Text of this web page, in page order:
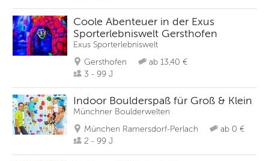
Coole Abenteuer in der Exus
Sporterlebniswelt Gersthofen
Exus Sporterlebniswelt
Gersthofen
ab 13,40 €
3 - 99 J
Indoor Boulderspaß für Groß & Klein
Münchner Boulderwelten
München Ramersdorf-Perlach
ab 0 €
2 - 99 J